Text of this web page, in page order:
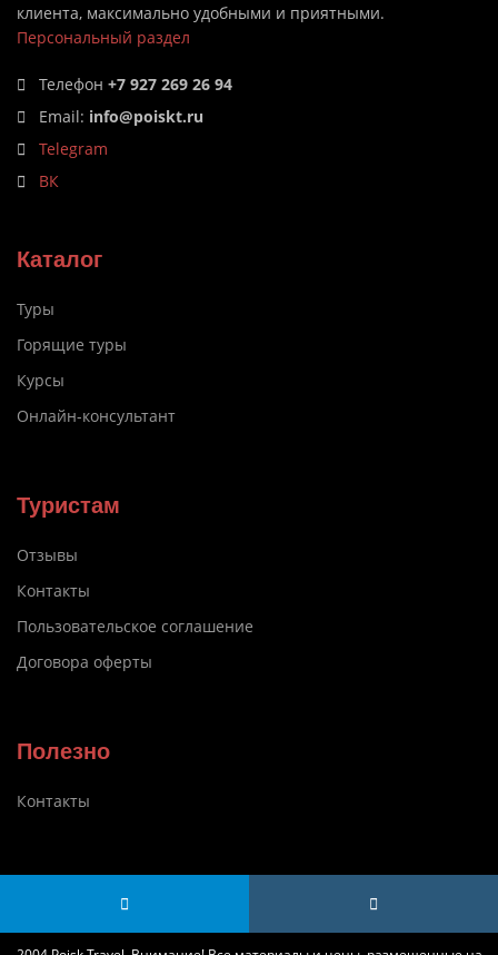
клиента, максимально удобными и приятными.
Персональный раздел
Телефон +7 927 269 26 94
Email: info@poiskt.ru
Telegram
ВК
Каталог
Туры
Горящие туры
Курсы
Онлайн-консультант
Туристам
Отзывы
Контакты
Пользовательское соглашение
Договора оферты
Полезно
Контакты